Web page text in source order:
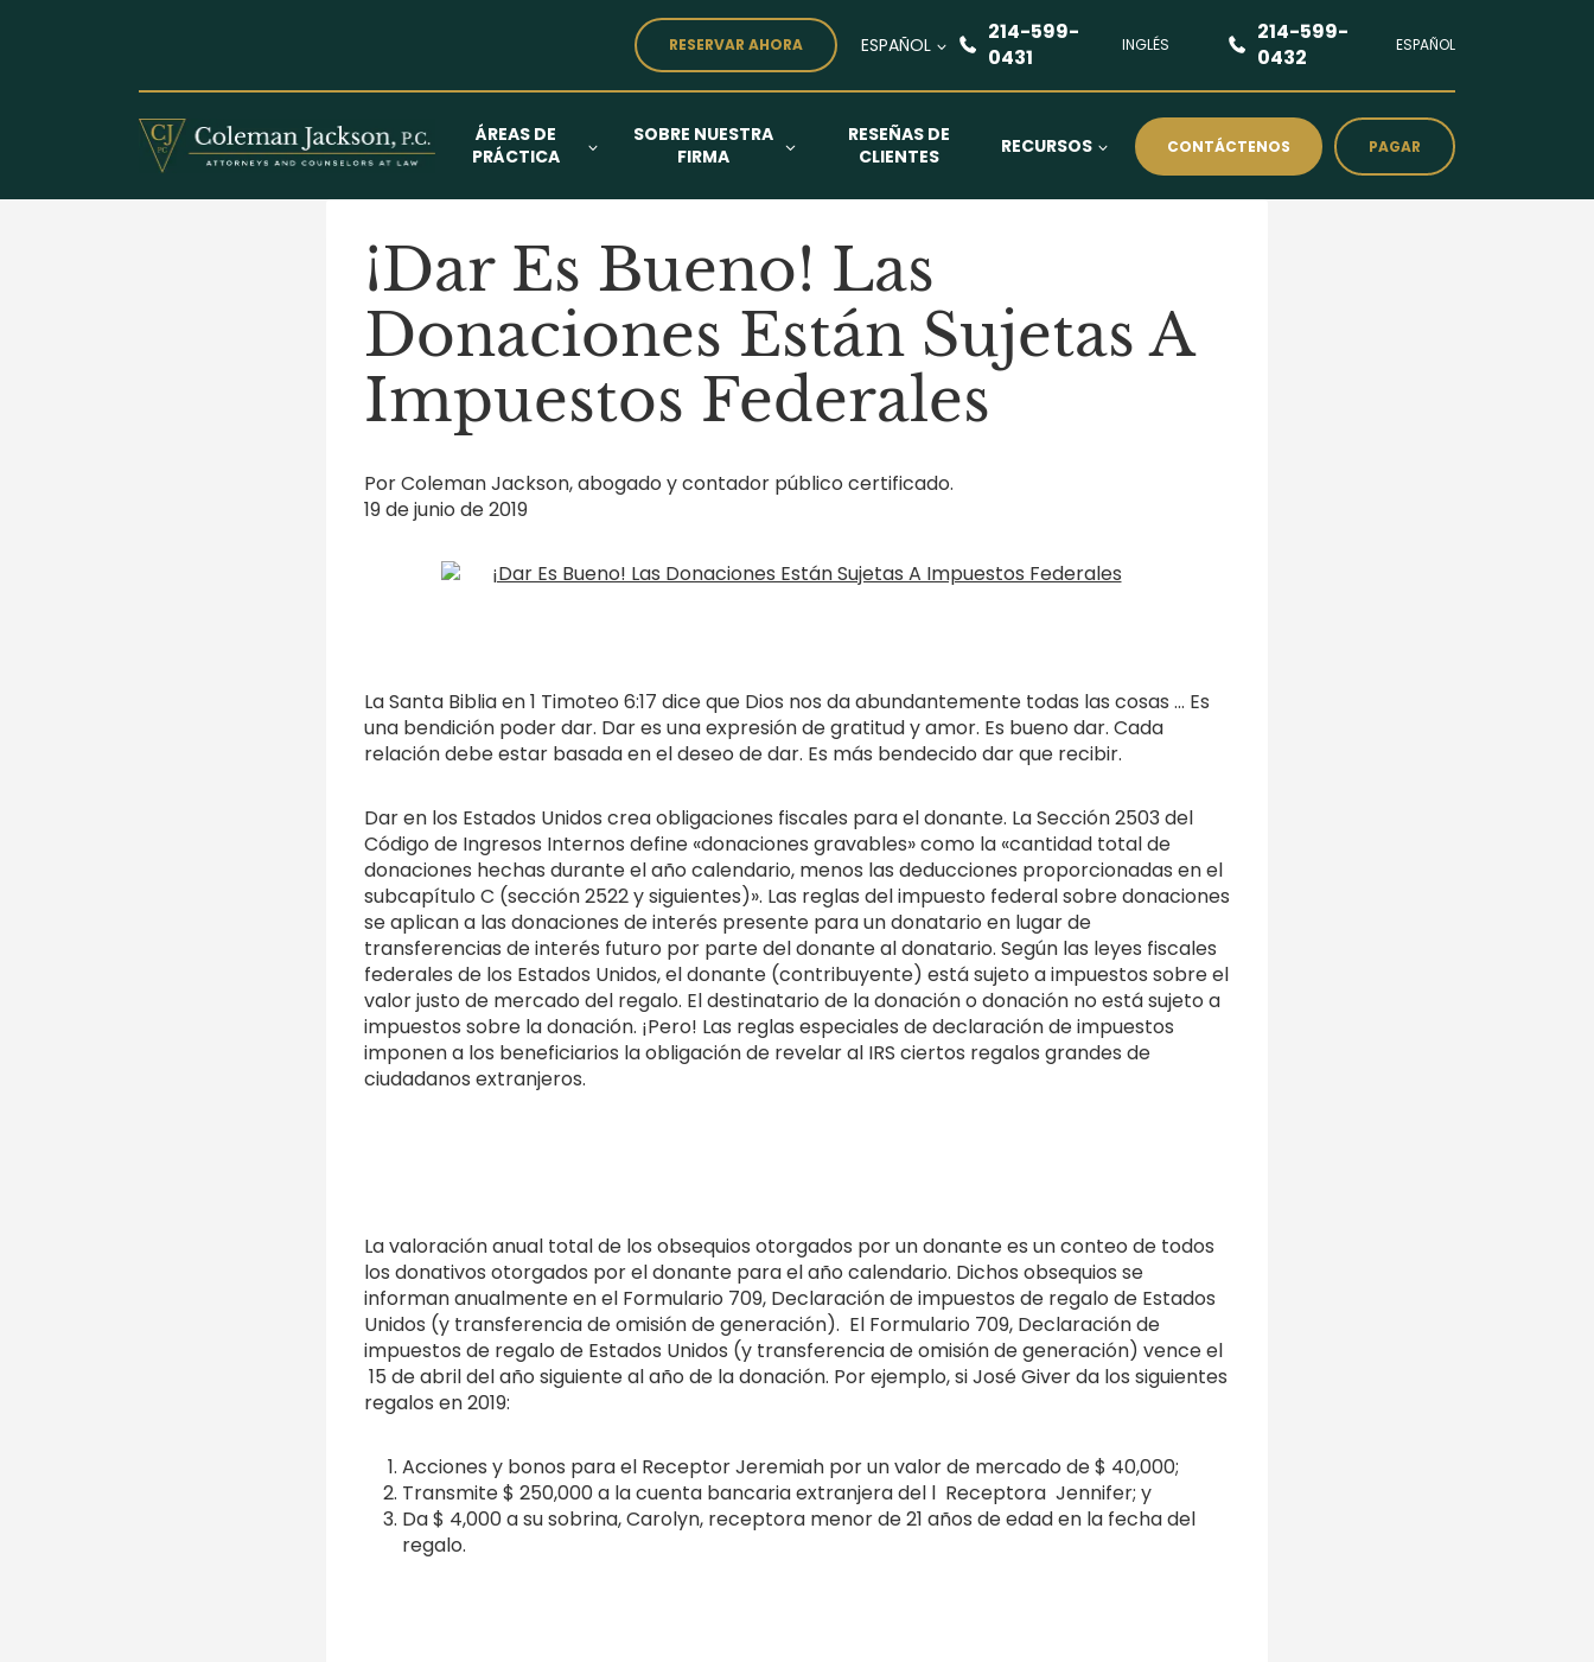
RESERVAR AHORA ESPAÑOL
214-599-
0431
INGLÉS
214-599-
0432
ESPAÑOL
ÁREAS DE
PRÁCTICA
SOBRE NUESTRA
FIRMA
RESEÑAS DE
CLIENTES
RECURSOS CONTÁCTENOS PAGAR
¡Dar Es Bueno! Las
Donaciones Están Sujetas A
Impuestos Federales
Por Coleman Jackson, abogado y contador público certificado.
19 de junio de 2019
La Santa Biblia en 1 Timoteo 6:17 dice que Dios nos da abundantemente todas las cosas … Es
una bendición poder dar. Dar es una expresión de gratitud y amor. Es bueno dar. Cada
relación debe estar basada en el deseo de dar. Es más bendecido dar que recibir.
Dar en los Estados Unidos crea obligaciones fiscales para el donante. La Sección 2503 del
Código de Ingresos Internos define «donaciones gravables» como la «cantidad total de
donaciones hechas durante el año calendario, menos las deducciones proporcionadas en el
subcapítulo C (sección 2522 y siguientes)». Las reglas del impuesto federal sobre donaciones
se aplican a las donaciones de interés presente para un donatario en lugar de
transferencias de interés futuro por parte del donante al donatario. Según las leyes fiscales
federales de los Estados Unidos, el donante (contribuyente) está sujeto a impuestos sobre el
valor justo de mercado del regalo. El destinatario de la donación o donación no está sujeto a
impuestos sobre la donación. ¡Pero! Las reglas especiales de declaración de impuestos
imponen a los beneficiarios la obligación de revelar al IRS ciertos regalos grandes de
ciudadanos extranjeros.
La valoración anual total de los obsequios otorgados por un donante es un conteo de todos
los donativos otorgados por el donante para el año calendario. Dichos obsequios se
informan anualmente en el Formulario 709, Declaración de impuestos de regalo de Estados
Unidos (y transferencia de omisión de generación). El Formulario 709, Declaración de
impuestos de regalo de Estados Unidos (y transferencia de omisión de generación) vence el
15 de abril del año siguiente al año de la donación. Por ejemplo, si José Giver da los siguientes
regalos en 2019:
Acciones y bonos para el Receptor Jeremiah por un valor de mercado de $ 40,000;
Transmite $ 250,000 a la cuenta bancaria extranjera del l Receptora Jennifer; y
Da $ 4,000 a su sobrina, Carolyn, receptora menor de 21 años de edad en la fecha del
regalo.